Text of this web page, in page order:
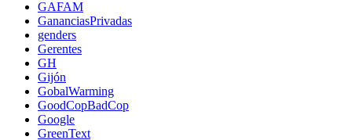
GAFAM
GananciasPrivadas
genders
Gerentes
GH
Gijón
GobalWarming
GoodCopBadCop
Google
GreenText